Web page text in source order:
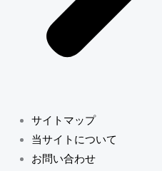
サイトマップ
当サイトについて
お問い合わせ